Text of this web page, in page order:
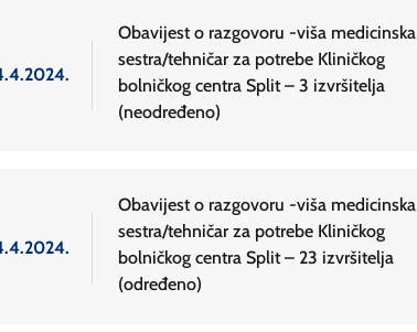
Obavijest o razgovoru -viša medicinska
sestra/tehničar za potrebe Kliničkog
bolničkog centra Split – 3 izvršitelja
(neodređeno)
Obavijest o razgovoru -viša medicinska
sestra/tehničar za potrebe Kliničkog
bolničkog centra Split – 23 izvršitelja
(određeno)